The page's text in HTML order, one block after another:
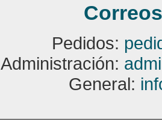
Pedidos:
Administración:
General: